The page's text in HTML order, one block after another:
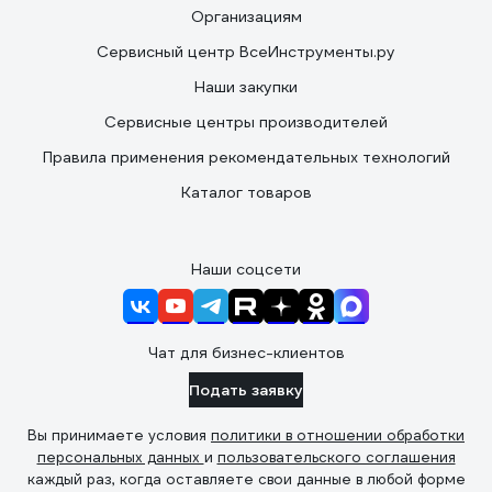
Организациям
Сервисный центр ВсеИнструменты.ру
Наши закупки
Сервисные центры производителей
Правила применения рекомендательных технологий
Каталог товаров
Наши соцсети
Чат для бизнес-клиентов
Подать заявку
Вы принимаете условия политики в отношении обработки
персональных данных и пользовательского соглашения
каждый раз, когда оставляете свои данные в любой форме